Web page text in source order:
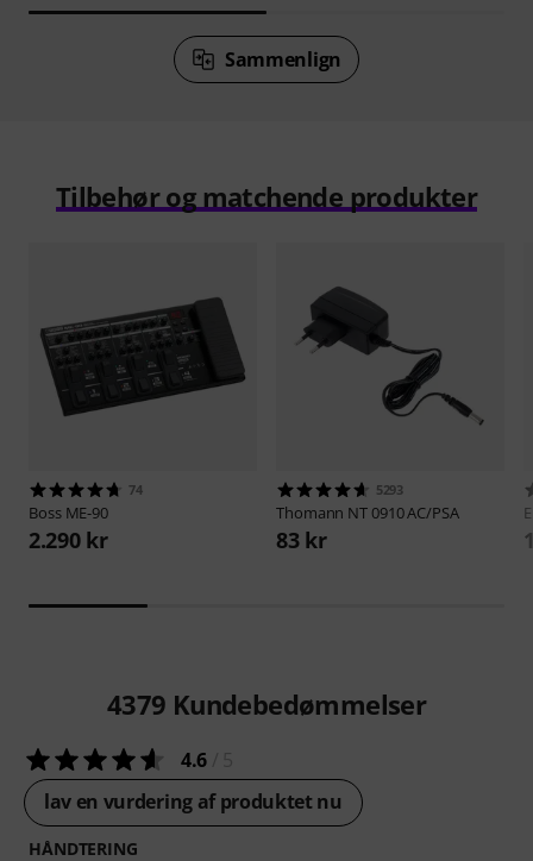
Sammenlign
Tilbehør og matchende produkter
74
Boss ME-90
2.290 kr
5293
Thomann NT 0910 AC/PSA
83 kr
4379 Kundebedømmelser
4.6
lav en vurdering af produktet nu
HÅNDTERING